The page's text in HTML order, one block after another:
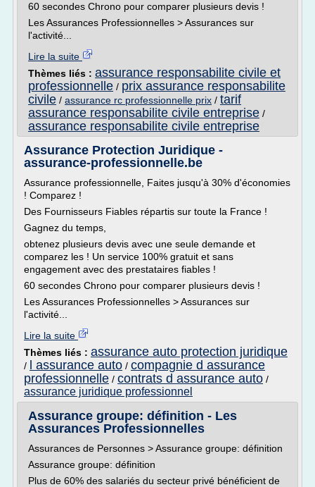
60 secondes Chrono pour comparer plusieurs devis !
Les Assurances Professionnelles > Assurances sur
l'activité...
Lire la suite
Thèmes liés : assurance responsabilite civile et
professionnelle / prix assurance responsabilite
civile / assurance rc professionnelle prix / tarif
assurance responsabilite civile entreprise /
assurance responsabilite civile entreprise
Assurance Protection Juridique -
assurance-professionnelle.be
Assurance professionnelle, Faites jusqu'à 30% d'économies
! Comparez !
Des Fournisseurs Fiables répartis sur toute la France !
Gagnez du temps,
obtenez plusieurs devis avec une seule demande et
comparez les ! Un service 100% gratuit et sans
engagement avec des prestataires fiables !
60 secondes Chrono pour comparer plusieurs devis !
Les Assurances Professionnelles > Assurances sur
l'activité...
Lire la suite
Thèmes liés : assurance auto protection juridique
/ l assurance auto / compagnie d assurance
professionnelle / contrats d assurance auto /
assurance juridique professionnel
Assurance groupe: définition - Les
Assurances Professionnelles
Assurances de Personnes > Assurance groupe: définition
Assurance groupe: définition
Plus de 60% des salariés du secteur privé bénéficient de